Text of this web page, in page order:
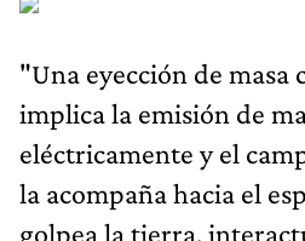
"Una eyección de masa
implica la emisión de
eléctricamente y el
la acompaña hacia el
golpea la tierra,